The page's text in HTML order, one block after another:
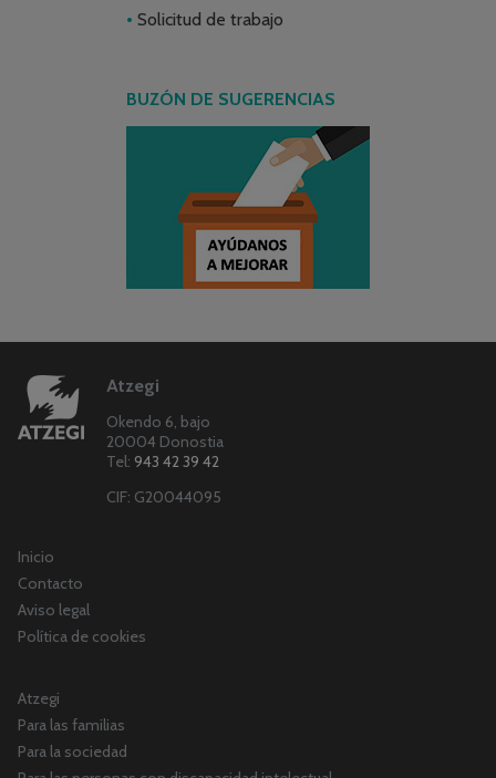
Solicitud de trabajo
BUZÓN DE SUGERENCIAS
Atzegi
Okendo 6, bajo
20004 Donostia
Tel: 943 42 39 42
CIF: G20044095
Inicio
Contacto
Aviso legal
Política de cookies
Atzegi
Para las familias
Para la sociedad